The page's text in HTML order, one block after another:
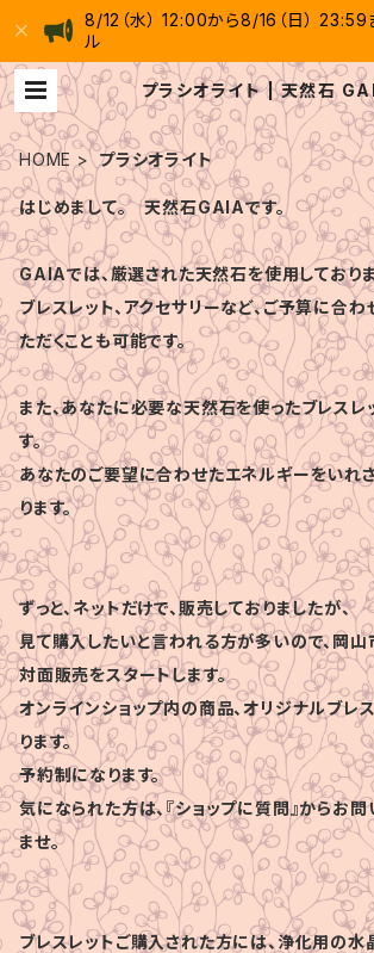
8/12（水） 12:00から8/16（日）
ル
プラシオライト | 天然石
HOME プラシオライト
はじめまして。 天然石GAIAです。
GAIAでは、厳選された天然石を使用しておりま
ブレスレット、アクセサリーなど、ご予算に合
ただくことも可能です。
また、あなたに必要な天然石を使ったブレスレ
す。
あなたのご要望に合わせたエネルギーをいれ
ります。
ずっと、ネットだけで、販売しておりましたが、
見て購入したいと言われる方が多いので、岡山
対面販売をスタートします。
オンラインショップ内の商品、オリジナルブレ
ります。
予約制になります。
気になられた方は、『ショップに質問』からお
ませ。
ブレスレットご購入された方には、浄化用の水